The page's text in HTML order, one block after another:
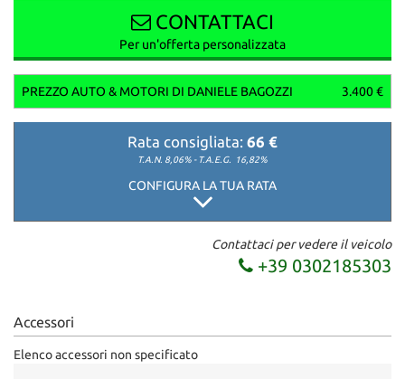
CONTATTACI
Per un'offerta personalizzata
PREZZO AUTO & MOTORI DI DANIELE BAGOZZI 3.400 €
Rata consigliata: 66 €
T.A.N. 8,06% - T.A.E.G. 16,82%
CONFIGURA LA TUA RATA
Contattaci per vedere il veicolo
+39 0302185303
Accessori
Elenco accessori non specificato